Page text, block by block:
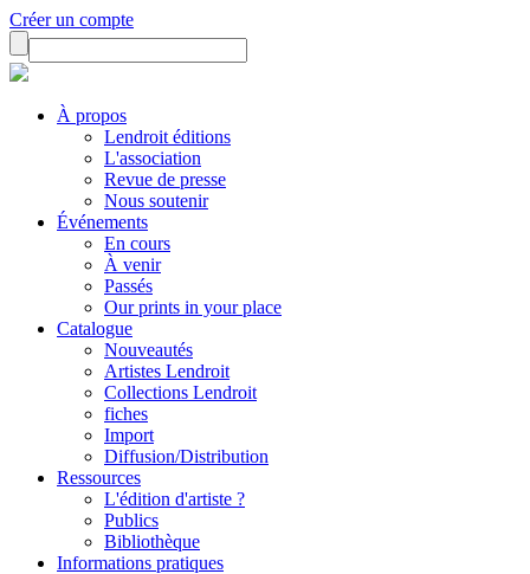
Créer un compte
À propos
Lendroit éditions
L'association
Revue de presse
Nous soutenir
Événements
En cours
À venir
Passés
Our prints in your place
Catalogue
Nouveautés
Artistes Lendroit
Collections Lendroit
fiches
Import
Diffusion/Distribution
Ressources
L'édition d'artiste ?
Publics
Bibliothèque
Informations pratiques